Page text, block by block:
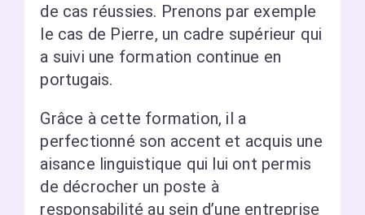
de cas réussies. Prenons par exemple
le cas de Pierre, un cadre supérieur qui
a suivi une formation continue en
portugais.
Grâce à cette formation, il a
perfectionné son accent et acquis une
aisance linguistique qui lui ont permis
de décrocher un poste à
responsabilité au sein d’une entreprise